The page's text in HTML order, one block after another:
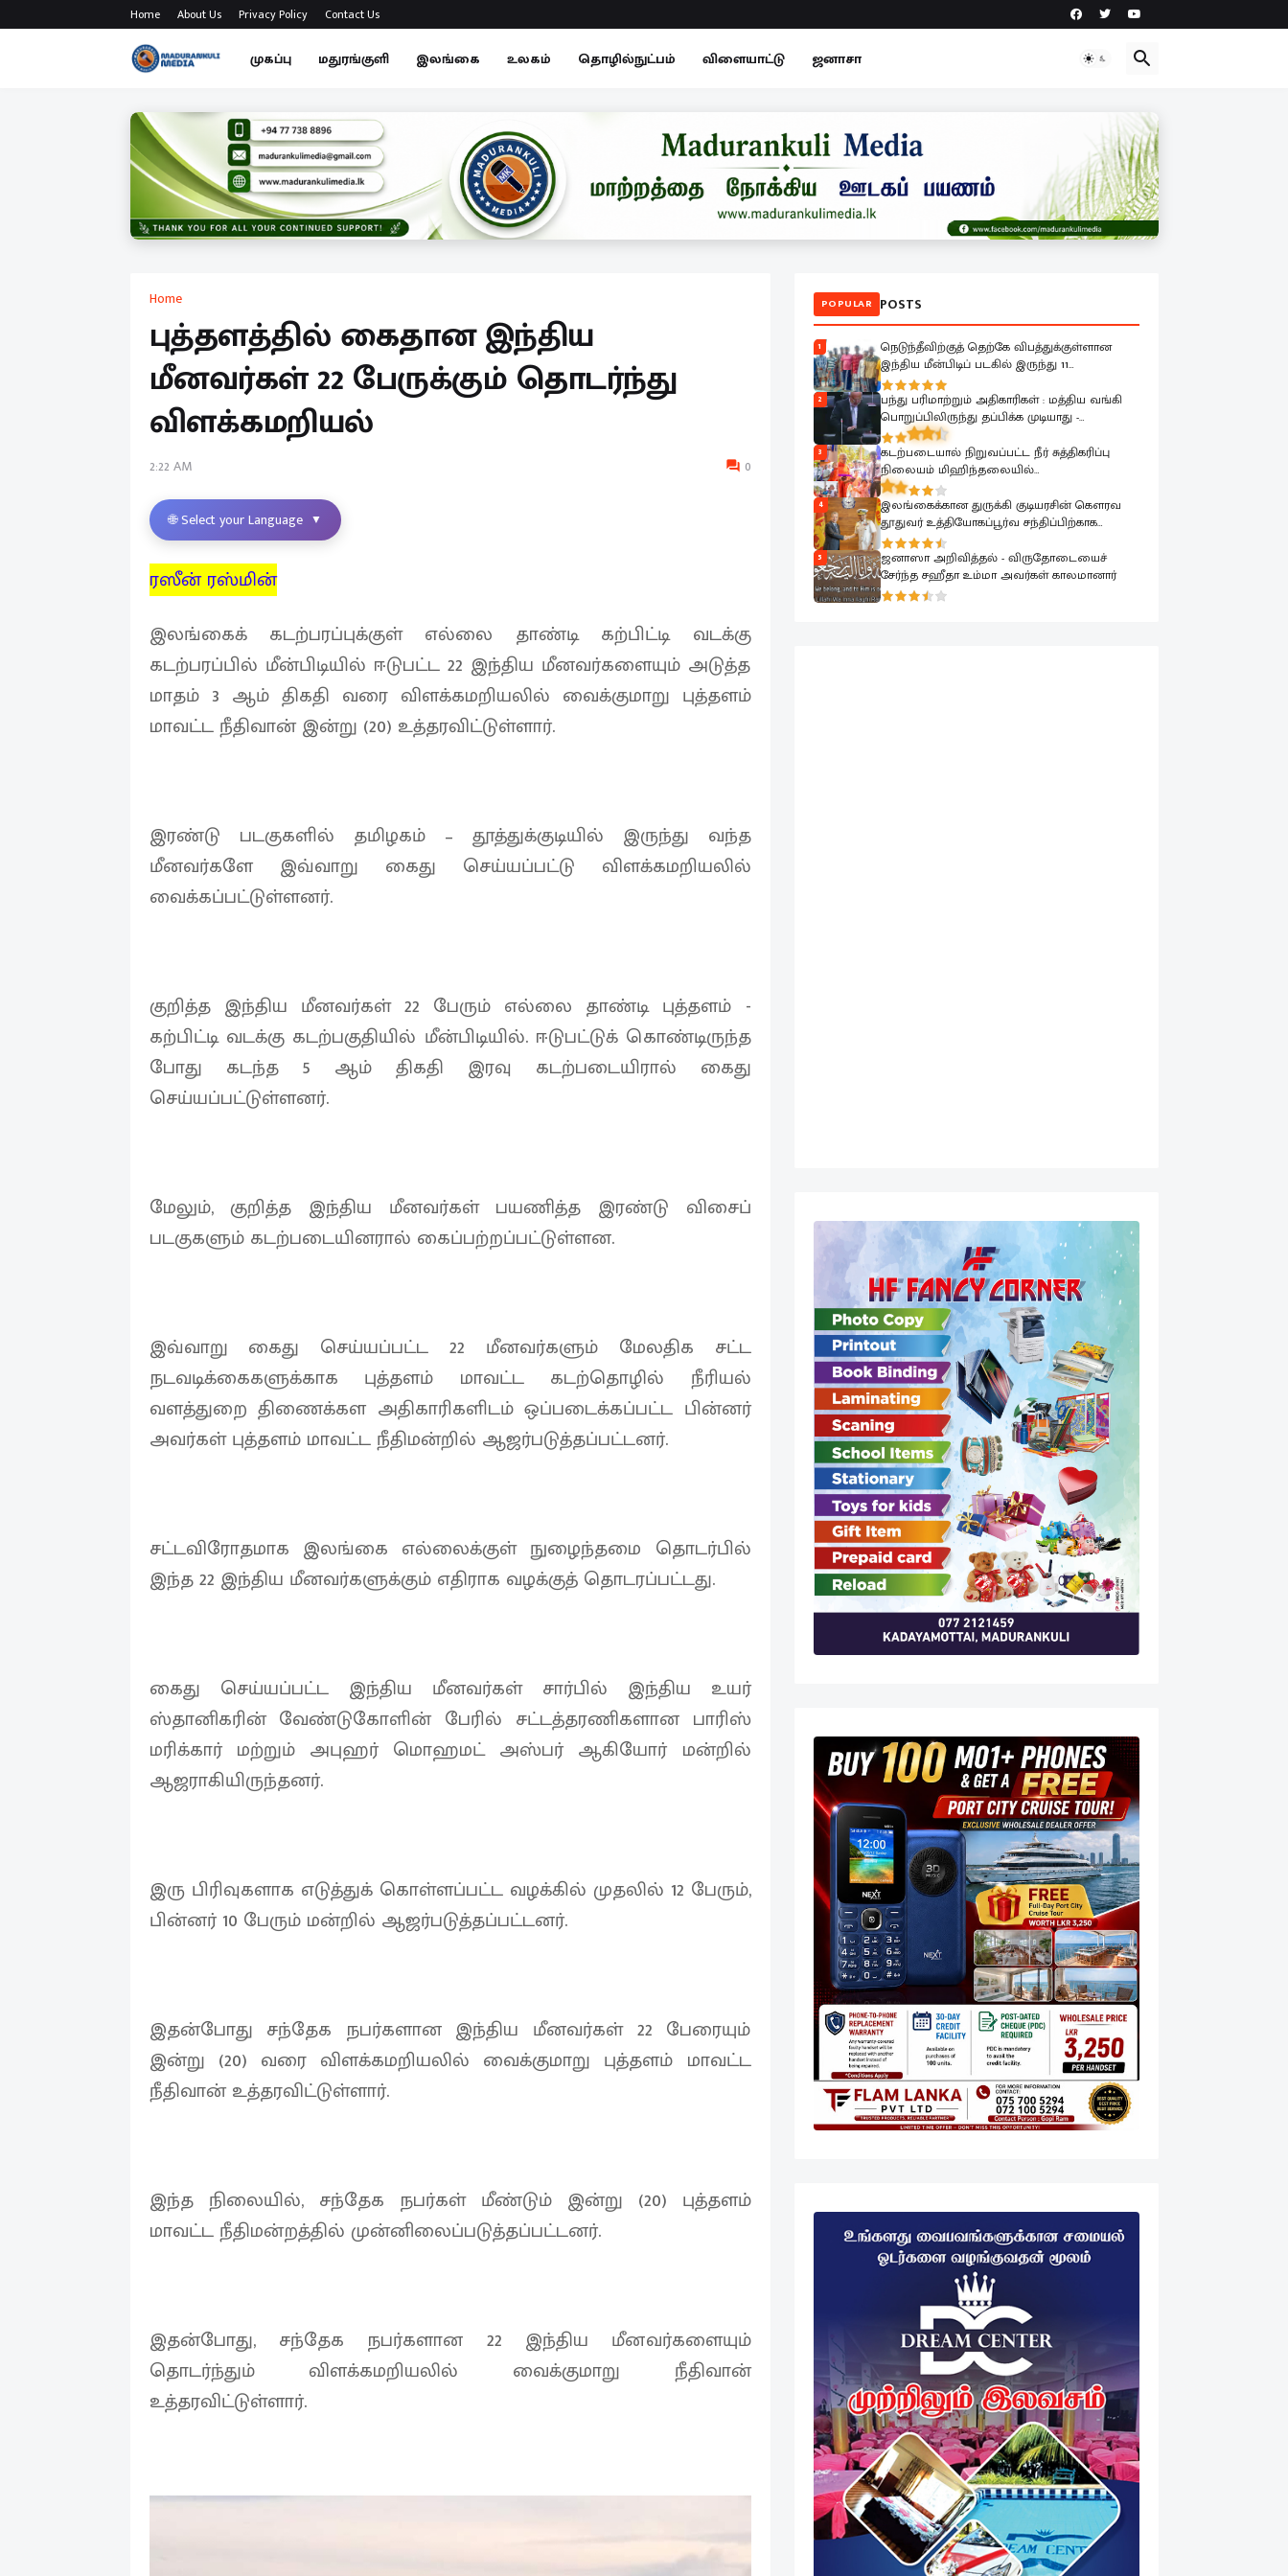
Home About Us Privacy Policy Contact Us
முகப்பு மதுரங்குளி இலங்கை உலகம் தொழில்நுட்பம் விளையாட்டு ஜனாசா
Home
புத்தளத்தில் கைதான இந்திய
மீனவர்கள் 22 பேருக்கும் தொடர்ந்து
விளக்கமறியல்
2:22 AM 0
🌐 Select your Language ▼
ரஸீன் ரஸ்மின்
இலங்கைக் கடற்பரப்புக்குள் எல்லை தாண்டி கற்பிட்டி வடக்கு
கடற்பரப்பில் மீன்பிடியில் ஈடுபட்ட 22 இந்திய மீனவர்களையும் அடுத்த
மாதம் 3 ஆம் திகதி வரை விளக்கமறியலில் வைக்குமாறு புத்தளம்
மாவட்ட நீதிவான் இன்று (20) உத்தரவிட்டுள்ளார்.
இரண்டு படகுகளில் தமிழகம் – தூத்துக்குடியில் இருந்து வந்த
மீனவர்களே இவ்வாறு கைது செய்யப்பட்டு விளக்கமறியலில்
வைக்கப்பட்டுள்ளனர்.
குறித்த இந்திய மீனவர்கள் 22 பேரும் எல்லை தாண்டி புத்தளம் -
கற்பிட்டி வடக்கு கடற்பகுதியில் மீன்பிடியில். ஈடுபட்டுக் கொண்டிருந்த
போது கடந்த 5 ஆம் திகதி இரவு கடற்படையிரால் கைது
செய்யப்பட்டுள்ளனர்.
மேலும், குறித்த இந்திய மீனவர்கள் பயணித்த இரண்டு விசைப்
படகுகளும் கடற்படையினரால் கைப்பற்றப்பட்டுள்ளன.
இவ்வாறு கைது செய்யப்பட்ட 22 மீனவர்களும் மேலதிக சட்ட
நடவடிக்கைகளுக்காக புத்தளம் மாவட்ட கடற்தொழில் நீரியல்
வளத்துறை திணைக்கள அதிகாரிகளிடம் ஒப்படைக்கப்பட்ட பின்னர்
அவர்கள் புத்தளம் மாவட்ட நீதிமன்றில் ஆஜர்படுத்தப்பட்டனர்.
சட்டவிரோதமாக இலங்கை எல்லைக்குள் நுழைந்தமை தொடர்பில்
இந்த 22 இந்திய மீனவர்களுக்கும் எதிராக வழக்குத் தொடரப்பட்டது.
கைது செய்யப்பட்ட இந்திய மீனவர்கள் சார்பில் இந்திய உயர்
ஸ்தானிகரின் வேண்டுகோளின் பேரில் சட்டத்தரணிகளான பாரிஸ்
மரிக்கார் மற்றும் அபுஹர் மொஹமட் அஸ்பர் ஆகியோர் மன்றில்
ஆஜராகியிருந்தனர்.
இரு பிரிவுகளாக எடுத்துக் கொள்ளப்பட்ட வழக்கில் முதலில் 12 பேரும்,
பின்னர் 10 பேரும் மன்றில் ஆஜர்படுத்தப்பட்டனர்.
இதன்போது சந்தேக நபர்களான இந்திய மீனவர்கள் 22 பேரையும்
இன்று (20) வரை விளக்கமறியலில் வைக்குமாறு புத்தளம் மாவட்ட
நீதிவான் உத்தரவிட்டுள்ளார்.
இந்த நிலையில், சந்தேக நபர்கள் மீண்டும் இன்று (20) புத்தளம்
மாவட்ட நீதிமன்றத்தில் முன்னிலைப்படுத்தப்பட்டனர்.
இதன்போது, சந்தேக நபர்களான 22 இந்திய மீனவர்களையும்
தொடர்ந்தும் விளக்கமறியலில் வைக்குமாறு நீதிவான்
உத்தரவிட்டுள்ளார்.
POPULAR POSTS
1
நெடுந்தீவிற்குத் தெற்கே விபத்துக்குள்ளான
இந்திய மீன்பிடிப் படகில் இருந்து 11
மீனவர்களை இலங்கை கடற்படை பாதுகாப்பாக
மீட்டது
2
பந்து பரிமாற்றும் அதிகாரிகள் : மத்திய வங்கி
பொறுப்பிலிருந்து தப்பிக்க முடியாது -
பாராளுமன்றத்தில் ரவூப் ஹக்கீம் ஆவேசம்
3
கடற்படையால் நிறுவப்பட்ட நீர் சுத்திகரிப்பு
நிலையம் மிஹிந்தலையில்
பொதுமக்களுக்காக கையளிக்கப்பட்டது
4
இலங்கைக்கான துருக்கி குடியரசின் கௌரவ
தூதுவர் உத்தியோகப்பூர்வ சந்திப்பிற்காக
கடற்படை தளபதியை சந்தித்தார்
5
ஜனாஸா அறிவித்தல் - விருதோடையைச்
சேர்ந்த சஹீதா உம்மா அவர்கள் காலமானார்